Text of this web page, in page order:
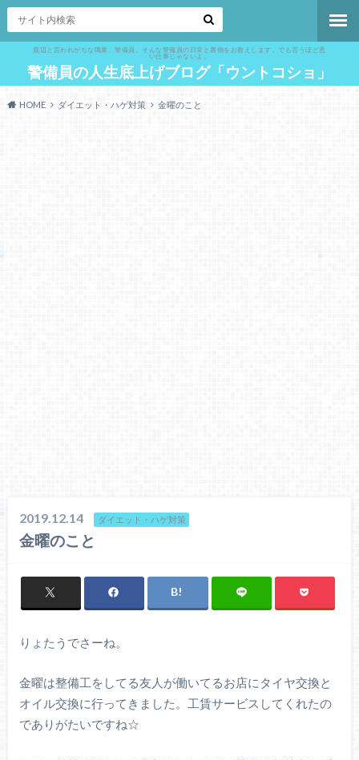
底辺と言われがちな職業、警備員。そんな警備員の日常と裏側をお教えします。でも言うほど悪
い仕事じゃないよ。
警備員の人生底上げブログ「ウントコショ」
HOME ダイエット・ハゲ対策 金曜のこと
2019.12.14 ダイエット・ハゲ対策
金曜のこと
りょたうでさーね。
金曜は整備工をしてる友人が働いてるお店にタイヤ交換と
オイル交換に行ってきました。工賃サービスしてくれたの
でありがたいですね☆